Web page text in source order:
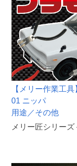
【メリー作業工具
01 ニッパ
用途／その他
メリー匠シリー